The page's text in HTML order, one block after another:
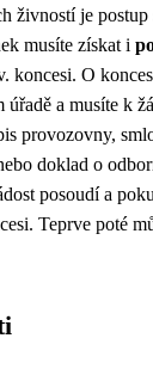
živností je
musíte získat i
koncesi. O
úřadě a musíte k
provozovny,
doklad o
posoudí a
Teprve poté